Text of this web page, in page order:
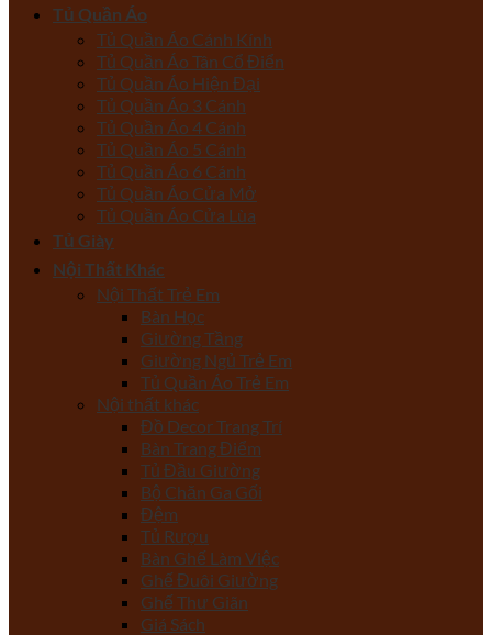
Tủ Quần Áo
Tủ Quần Áo Cánh Kính
Tủ Quần Áo Tân Cổ Điển
Tủ Quần Áo Hiện Đại
Tủ Quần Áo 3 Cánh
Tủ Quần Áo 4 Cánh
Tủ Quần Áo 5 Cánh
Tủ Quần Áo 6 Cánh
Tủ Quần Áo Cửa Mở
Tủ Quần Áo Cửa Lùa
Tủ Giày
Nội Thất Khác
Nội Thất Trẻ Em
Bàn Học
Giường Tầng
Giường Ngủ Trẻ Em
Tủ Quần Áo Trẻ Em
Nội thất khác
Đồ Decor Trang Trí
Bàn Trang Điểm
Tủ Đầu Giường
Bộ Chăn Ga Gối
Đệm
Tủ Rượu
Bàn Ghế Làm Việc
Ghế Đuôi Giường
Ghế Thư Giãn
Giá Sách